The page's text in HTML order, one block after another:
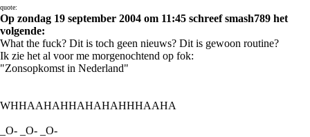
quote:
Op zondag 19 september 2004 om 11:45 schreef smash789 het
volgende:
What the fuck? Dit is toch geen nieuws? Dit is gewoon routine?
Ik zie het al voor me morgenochtend op fok:
"Zonsopkomst in Nederland"
WHHAAHAHHAHAHAHHHAAHA
_O- _O- _O-